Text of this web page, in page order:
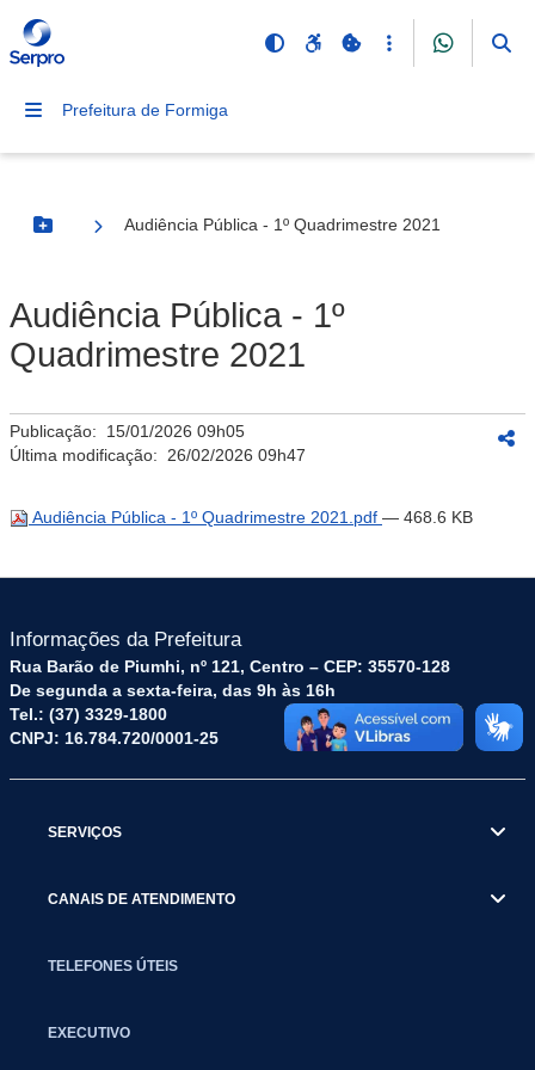
Prefeitura de Formiga
Botão Menu
Audiência Pública - 1º Quadrimestre 2021
Audiência Pública - 1º
Quadrimestre 2021
Publicação: 15/01/2026 09h05
Última modificação: 26/02/2026 09h47
Audiência Pública - 1º Quadrimestre 2021.pdf — 468.6 KB
Informações da Prefeitura
Rua Barão de Piumhi, nº 121, Centro – CEP: 35570-128
De segunda a sexta-feira, das 9h às 16h
Tel.: (37) 3329-1800
CNPJ: 16.784.720/0001-25
SERVIÇOS
CANAIS DE ATENDIMENTO
TELEFONES ÚTEIS
EXECUTIVO